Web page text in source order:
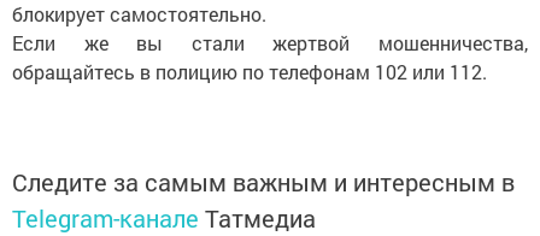
блокирует самостоятельно.
Если же вы стали жертвой мошенничества,
обращайтесь в полицию по телефонам 102 или 112.
Следите за самым важным и интересным в
Telegram-канале Татмедиа